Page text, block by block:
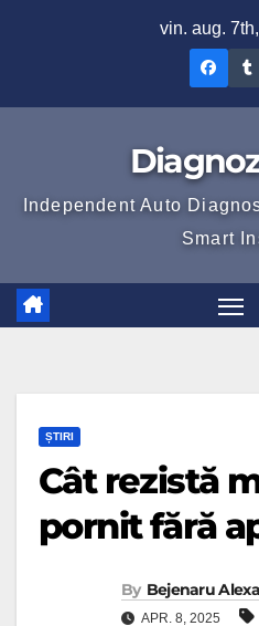
vin. aug.
Independent Auto
Smart
ȘTIRI
Cât rezistă
pornit fără
By Bejenaru
APR. 8, 2025